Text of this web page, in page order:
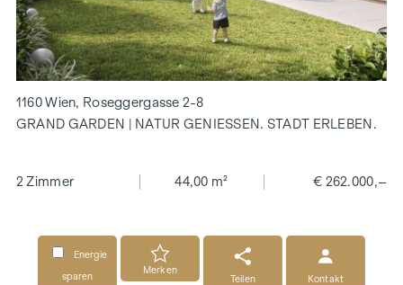
1160 Wien, Roseggergasse 2-8
GRAND GARDEN | NATUR GENIESSEN. STADT ERLEBEN.
2 Zimmer 44,00 m² € 262.000,–
Energie
sparen
Merken
Teilen
Kontakt